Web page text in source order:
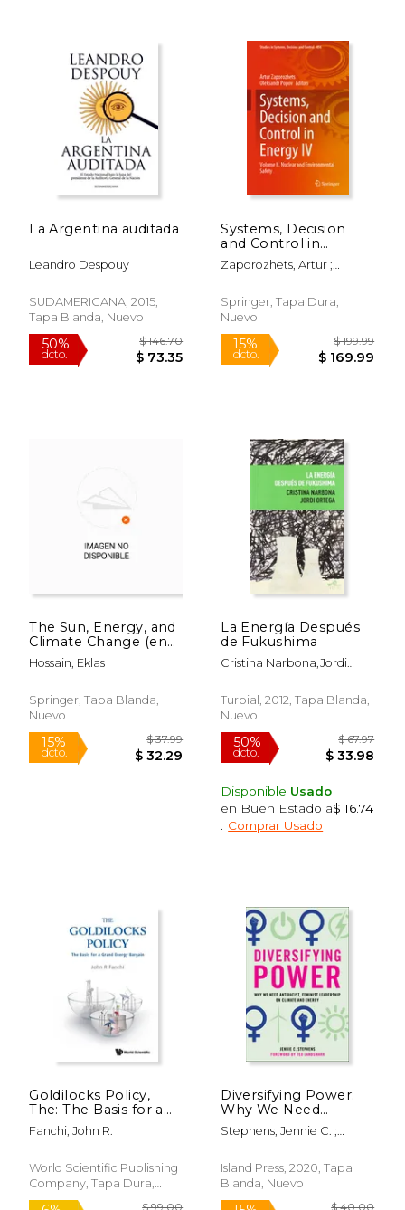
$ 40.13
50%
dcto.
La Argentina auditada
Leandro Despouy
SUDAMERICANA, 2015,
Tapa Blanda, Nuevo
Systems, Decision
and Control in
Energy IV: Volume IІ.
Nuclear and
(en Inglés)
Zaporozhets, Artur ;
Springer, Tapa Dura,
Nuevo
15%
dcto.
The Sun, Energy, and
Climate Change (en
Inglés)
Hossain, Eklas
Springer, Tapa Blanda,
Nuevo
15%
dcto.
La Energía Después
de Fukushima
Cristina Narbona,Jordi
Turpial, 2012, Tapa Blanda,
Nuevo
50%
dcto.
Disponible Usado
en Buen Estado a$ 16.74
Comprar Usado
Goldilocks Policy,
The: The Basis for a
Grand Energy Bargain
(en Inglés)
Fanchi, John R.
World Scientific Publishing
Company, Tapa Dura,
Nuevo
Diversifying Power:
Why We Need
Antiracist, Feminist
Leadership on
(en Inglés)
Stephens, Jennie C. ;
Island Press, 2020, Tapa
Blanda, Nuevo